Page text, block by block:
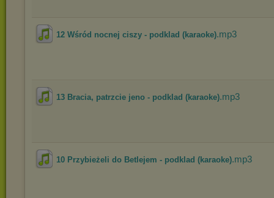
12 Wśród nocnej ciszy - podklad (karaoke).mp3
13 Bracia, patrzcie jeno - podklad (karaoke).mp3
10 Przybieżeli do Betlejem - podklad (karaoke).mp3